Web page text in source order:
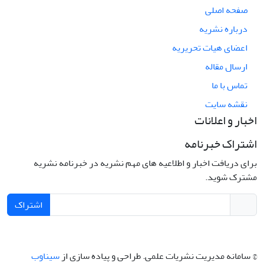
صفحه اصلی
درباره نشریه
اعضای هیات تحریریه
ارسال مقاله
تماس با ما
نقشه سایت
اخبار و اعلانات
اشتراک خبرنامه
برای دریافت اخبار و اطلاعیه های مهم نشریه در خبرنامه نشریه
مشترک شوید.
اشتراک
© سامانه مدیریت نشریات علمی.طراحی و پیاده سازی از سیناوب